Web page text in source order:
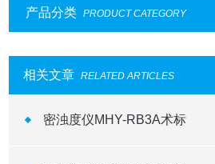
产品分类 PRODUCT CATEGORY
相关文章 RELATED ARTICLES
密浊度仪MHY-RB3A术标